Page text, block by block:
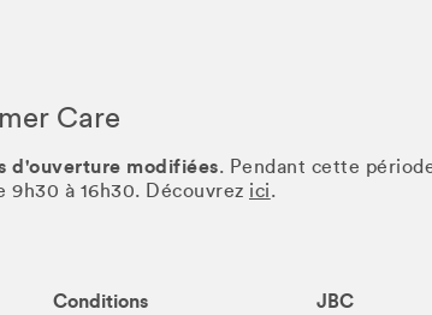
Care
d'ouverture modifiées. Pendant cette
à 16h30. Découvrez ici.
Conditions JBC